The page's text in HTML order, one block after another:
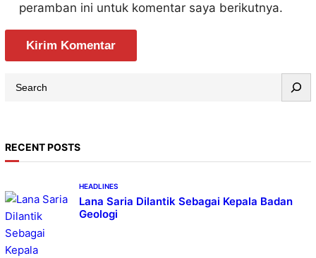
peramban ini untuk komentar saya berikutnya.
c
RECENT POSTS
HEADLINES
Lana Saria Dilantik Sebagai Kepala Badan
Geologi